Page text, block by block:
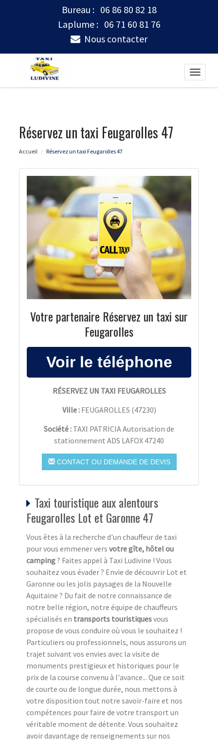
Bureau : 06 86 80 82 18
Laplume : 06 71 60 81 76
Nous contacter
Toggle
Réservez un taxi Feugarolles 47
Accueil Réservez un taxi Feugarolles 47
Votre partenaire Réservez un taxi sur
Feugarolles
RÉSERVEZ UN TAXI FEUGAROLLES
Ville : FEUGAROLLES (47230)
Société : TAXI PATRICIA Autorisation de
stationnement ADS LAFOX 47240
CONTACT OU DEMANDE DE DEVIS
Taxi touristique aux alentours
Feugarolles Lot et Garonne 47
Vous êtes à la recherche d'un chauffeur de taxi
pour vous emmener vers votre gîte, hôtel ou
camping? Faites appel à Taxi Ludivine ! Vous
souhaitez vous évader ? Envie de découvrir Lot et
Garonne ou les jolis paysages de la Nouvelle
Aquitaine ? Du fait de notre connaissance de
notre belle région, notre équipe de chauffeurs
spécialisés en transports touristiquesvous
propose de vous conduire où vous le souhaitez !
Particuliers ou professionnels, nous assurons un
trajet suivant vos envies avec la visite de
monuments prestigieux et historiques pour le
prix de la course convenu à l'avance... Que ce soit
de courte ou de longue durée, nous mettons à
votre disposition tout notre savoir-faire et nos
compétences pour faire de votre transport un
véritable moment de détente. Vous souhaitez
avoir davantage de renseignements sur nos